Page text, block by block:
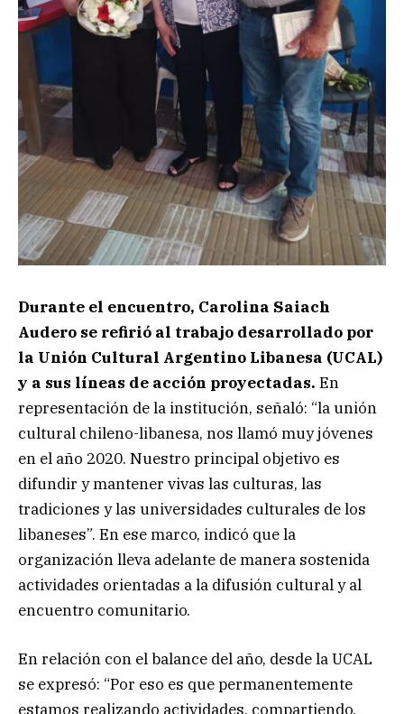
Durante el encuentro, Carolina Saiach
Audero se refirió al trabajo desarrollado por
la Unión Cultural Argentino Libanesa (UCAL)
y a sus líneas de acción proyectadas. En
representación de la institución, señaló: “la unión
cultural chileno-libanesa, nos llamó muy jóvenes
en el año 2020. Nuestro principal objetivo es
difundir y mantener vivas las culturas, las
tradiciones y las universidades culturales de los
libaneses”. En ese marco, indicó que la
organización lleva adelante de manera sostenida
actividades orientadas a la difusión cultural y al
encuentro comunitario.
En relación con el balance del año, desde la UCAL
se expresó: “Por eso es que permanentemente
estamos realizando actividades, compartiendo,